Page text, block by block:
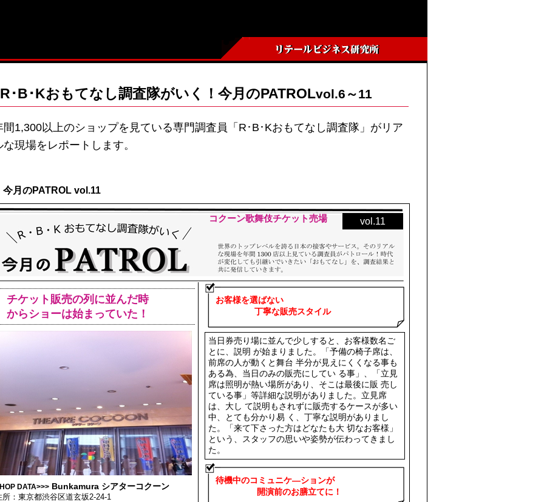
R･B･Kおもてなし調査隊がいく！今月のPATROLvol.6～11
間1,300以上のショップを見ている専門調査員「R･B･Kおもてなし調査隊」がリア
な現場をレポートします。
今月のPATROL vol.11
vol.11
コクーン歌舞伎チケット売場
ケット販売の列に並んだ時
らショーは始まっていた！
DATA>>> Bunkamura シアターコクーン
所：東京都渋谷区道玄坂2-24-1
お客様を選ばない
丁寧な販売スタイル
当日券売り場に並んで少しすると、お客様数名ご
とに、説明 が始まりました。「予備の椅子席は、
前席の人が動くと舞台 半分が見えにくくなる事も
ある為、当日のみの販売にしてい る事」、「立見
席は照明が熱い場所があり、そこは最後に販 売し
ている事」等詳細な説明がありました。立見席
は、大し て説明もされずに販売するケースが多い
中、とても分かり易 く、丁寧な説明がありまし
た。「来て下さった方はどなたも大 切なお客様」
という、スタッフの思いや姿勢が伝わってきまし
た。
待機中のコミュニケ―ションが
開演前のお膳立てに！